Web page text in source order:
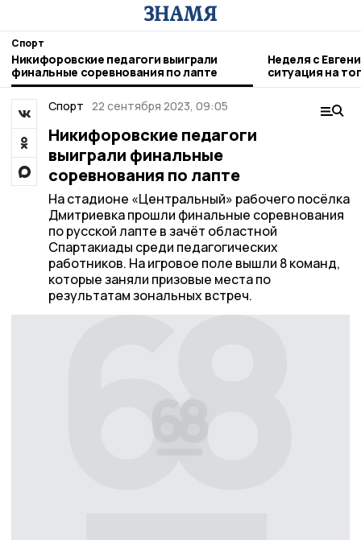
Спорт
Никифоровские педагоги выиграли
финальные соревнования по лапте
Неделя с
ситуация на
городе и
Спорт 22 сентября 2023, 09:05
Никифоровские педагоги
выиграли финальные
соревнования по лапте
На стадионе «Центральный» рабочего посёлка
Дмитриевка прошли финальные соревнования
по русской лапте в зачёт областной
Спартакиады среди педагогических
работников. На игровое поле вышли 8 команд,
которые заняли призовые места по
результатам зональных встреч.